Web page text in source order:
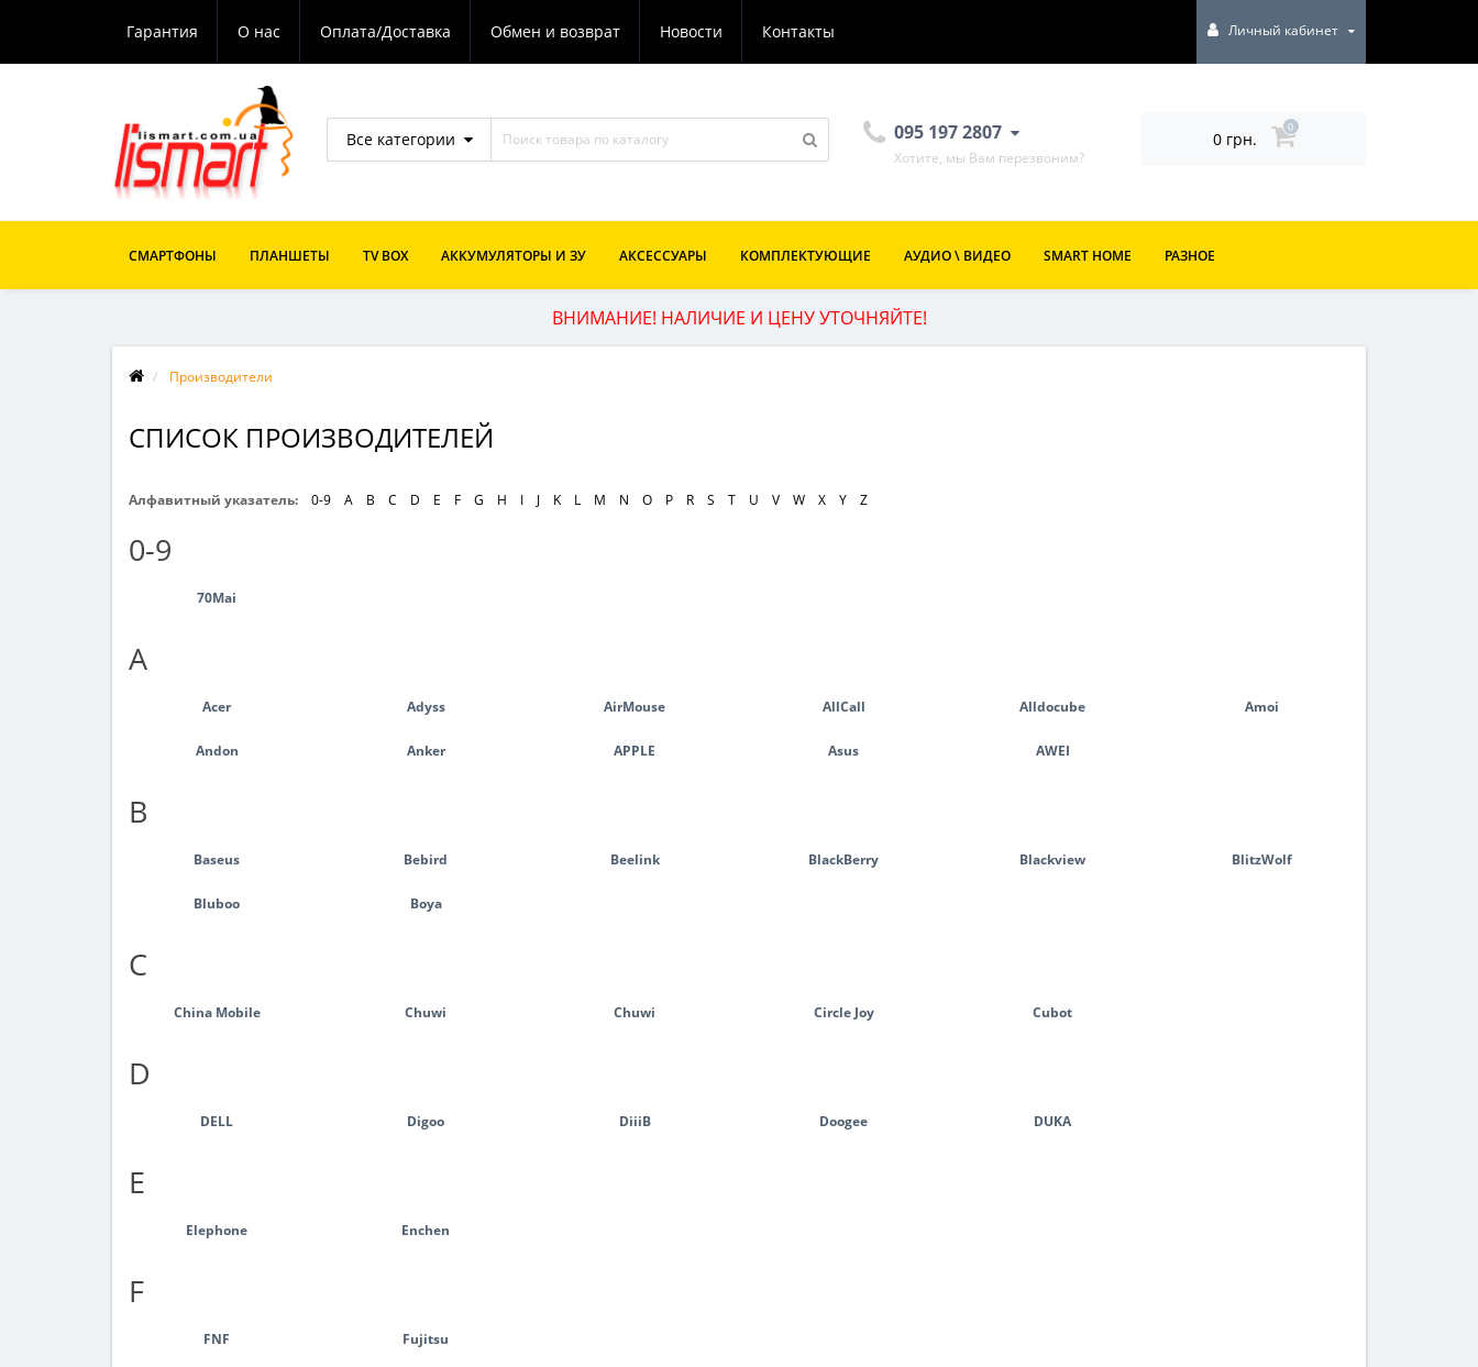
Гарантия О нас Оплата/Доставка Обмен и возврат Новости Контакты Личный кабинет
Все категории 095 197 2807
Хотите, мы Вам перезвоним?
0 грн.
0
СМАРТФОНЫ ПЛАНШЕТЫ TV BOX АККУМУЛЯТОРЫ И ЗУ АКСЕССУАРЫ КОМПЛЕКТУЮЩИЕ АУДИО \ ВИДЕО SMART HOME РАЗНОЕ
ВНИМАНИЕ! НАЛИЧИЕ И ЦЕНУ УТОЧНЯЙТЕ!
Производители
СПИСОК ПРОИЗВОДИТЕЛЕЙ
Алфавитный указатель: 0-9 A B C D E F G H I J K L M N O P R S T U V W X Y Z
0-9
70Mai
A
Acer Adyss AirMouse AllCall Alldocube Amoi
Andon Anker APPLE Asus AWEI
B
Baseus Bebird Beelink BlackBerry Blackview BlitzWolf
Bluboo Boya
C
China Mobile Chuwi Chuwi Circle Joy Cubot
D
DELL Digoo DiiiB Doogee DUKA
E
Elephone Enchen
F
FNF Fujitsu